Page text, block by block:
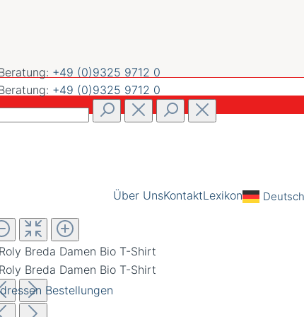
+49 (0)9325 9712 0
+49 (0)9325 9712 0
Bestellungen
Über UnsKontaktLexikon Deutsch